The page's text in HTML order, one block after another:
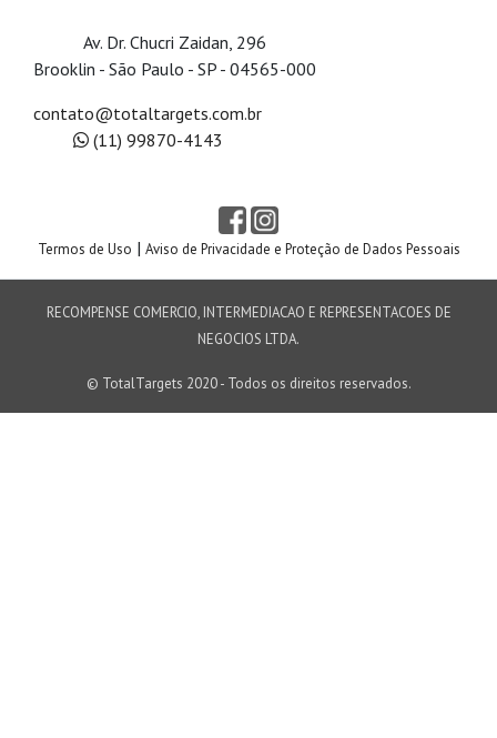
Av. Dr. Chucri Zaidan, 296
Brooklin - São Paulo - SP - 04565-000
contato@totaltargets.com.br
(11) 99870-4143
Termos de Uso | Aviso de Privacidade e Proteção de Dados Pessoais
RECOMPENSE COMERCIO, INTERMEDIACAO E REPRESENTACOES DE
NEGOCIOS LTDA.
© TotalTargets 2020 - Todos os direitos reservados.